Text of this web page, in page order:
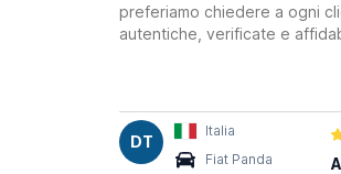
preferiamo chiedere a ogni
autentiche, verificate e
DT
Italia
Fiat Panda